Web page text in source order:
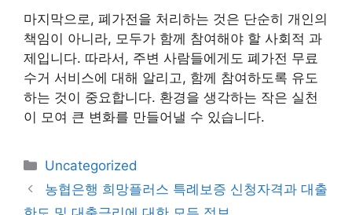
마지막으로, 폐가전을 처리하는 것은 단순히 개인의
책임이 아니라, 모두가 함께 참여해야 할 사회적 과
제입니다. 따라서, 주변 사람들에게도 폐가전 무료
수거 서비스에 대해 알리고, 함께 참여하도록 유도
하는 것이 중요합니다. 환경을 생각하는 작은 실천
이 모여 큰 변화를 만들어낼 수 있습니다.
카
테
고
Uncategorized
농협은행 희망플러스 특례보증 신청자격과 대출